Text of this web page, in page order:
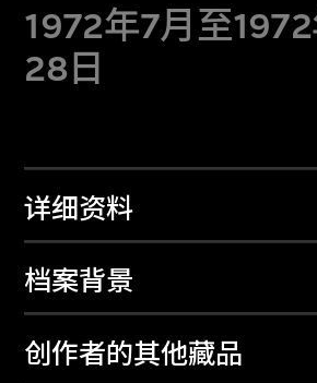
1972年7月至1972
28日
详细资料
档案背景
创作者的其他藏品